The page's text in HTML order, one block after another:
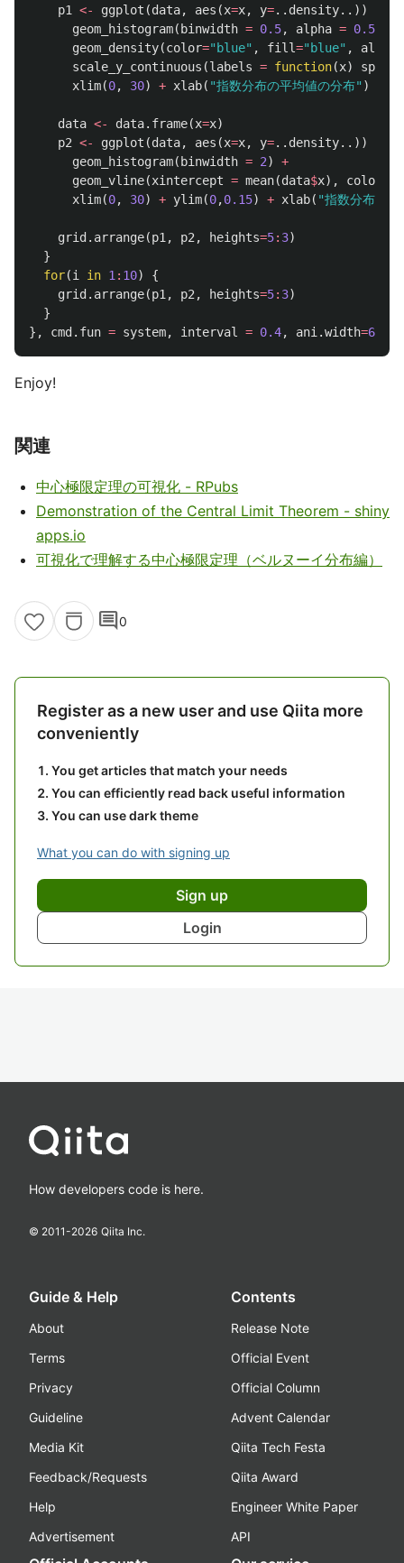
p1 <- ggplot (data, aes (x=x, y=..density.. ))
geom_histogram( binwidth = 0.5, alpha = 0.5
geom_density(color="blue" , fill="blue" , alpha
scale_y_continuous (labels = function(x)
xlim(0, 30) + xlab( "指数分布の平均値の分布" )
data <- data.frame(x=x)
p2 <- ggplot (data, aes (x=x, y=..density.. ))
geom_histogram( binwidth = 2)
+
geom_vline(xintercept = mean(data$x), color
xlim(0, 30) + ylim(0,0.15) + xlab( "指数分布(平
grid.arrange(p1, p2, heights=5: 3)
}
for(i in 1: 10)
{
grid.arrange(p1, p2, heights=5: 3)
}
},
cmd.fun = system, interval = 0.4, ani.width=600
Enjoy!
関連
中心極限定理の可視化 - RPubs
Demonstration of the Central Limit Theorem - shiny
apps.io
可視化で理解する中心極限定理（ベルヌーイ分布編）
comment0
Register as a new user and use Qiita more
conveniently
You get articles that match your needs
You can efficiently read back useful information
You can use dark theme
What you can do with signing up
Sign up
Login
How developers code is here.
© 2011-2026 Qiita Inc.
Guide & Help
About
Terms
Privacy
Guideline
Media Kit
Feedback/Requests
Help
Advertisement
Contents
Release Note
Official Event
Official Column
Advent Calendar
Qiita Tech Festa
Qiita Award
Engineer White Paper
API